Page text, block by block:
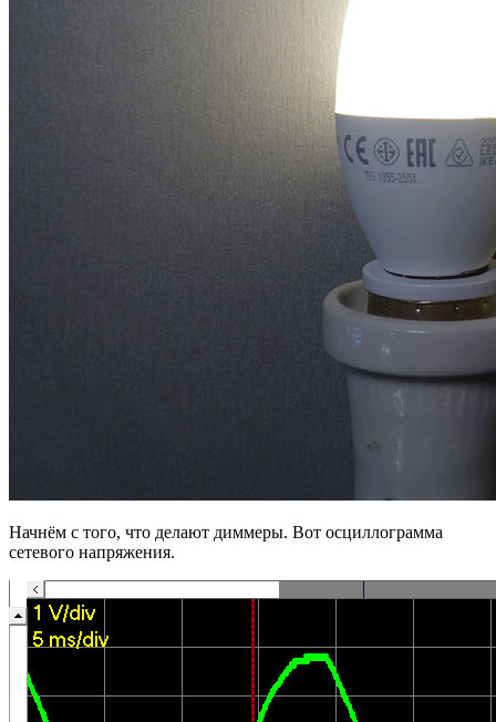
Начнём с того, что делают диммеры. Вот осциллограмма
сетевого напряжения.